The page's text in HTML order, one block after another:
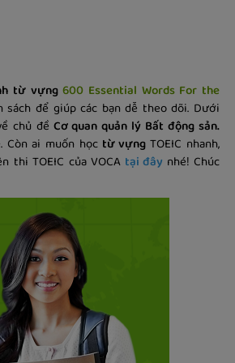
từ vựng600 Essential Words For the
để giúp các bạn dễ theo dõi. Dưới
chủ đề Cơ quan quản lý Bất động sản.
ai muốn họctừ vựngTOEIC nhanh,
thi TOEIC của VOCA tại đây nhé! Chúc